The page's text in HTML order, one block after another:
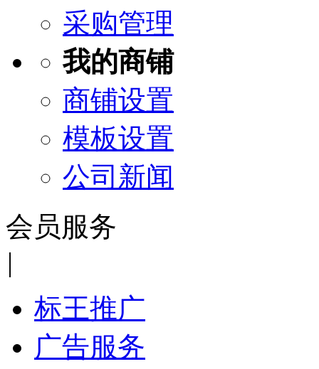
采购管理
我的商铺
商铺设置
模板设置
公司新闻
会员服务
|
标王推广
广告服务